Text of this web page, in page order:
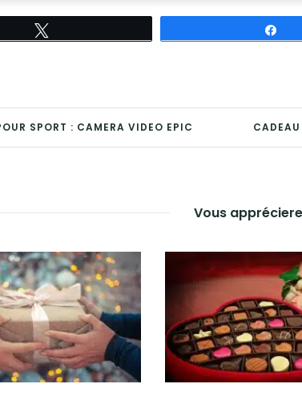
SPORT : CAMERA VIDEO EPIC
Vous